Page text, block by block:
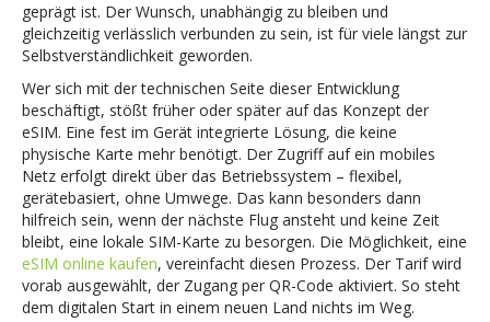
geprägt ist. Der Wunsch, unabhängig zu bleiben und
gleichzeitig verlässlich verbunden zu sein, ist für viele längst zur
Selbstverständlichkeit geworden.
Wer sich mit der technischen Seite dieser Entwicklung
beschäftigt, stößt früher oder später auf das Konzept der
eSIM. Eine fest im Gerät integrierte Lösung, die keine
physische Karte mehr benötigt. Der Zugriff auf ein mobiles
Netz erfolgt direkt über das Betriebssystem – flexibel,
gerätebasiert, ohne Umwege. Das kann besonders dann
hilfreich sein, wenn der nächste Flug ansteht und keine Zeit
bleibt, eine lokale SIM-Karte zu besorgen. Die Möglichkeit, eine
eSIM online kaufen, vereinfacht diesen Prozess. Der Tarif wird
vorab ausgewählt, der Zugang per QR-Code aktiviert. So steht
dem digitalen Start in einem neuen Land nichts im Weg.